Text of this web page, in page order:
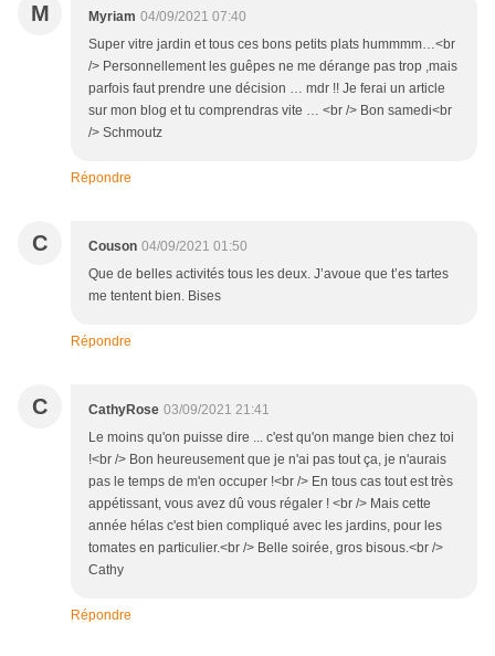
M Myriam 04/09/2021 07:40
Super vitre jardin et tous ces bons petits plats hummmm…<br
/> Personnellement les guêpes ne me dérange pas trop ,mais
parfois faut prendre une décision … mdr !! Je ferai un article
sur mon blog et tu comprendras vite … <br /> Bon samedi<br
/> Schmoutz
Répondre
C Couson 04/09/2021 01:50
Que de belles activités tous les deux. J’avoue que t’es tartes
me tentent bien. Bises
Répondre
C CathyRose 03/09/2021 21:41
Le moins qu'on puisse dire ... c'est qu'on mange bien chez toi
!<br /> Bon heureusement que je n'ai pas tout ça, je n'aurais
pas le temps de m'en occuper !<br /> En tous cas tout est très
appétissant, vous avez dû vous régaler ! <br /> Mais cette
année hélas c'est bien compliqué avec les jardins, pour les
tomates en particulier.<br /> Belle soirée, gros bisous.<br />
Cathy
Répondre